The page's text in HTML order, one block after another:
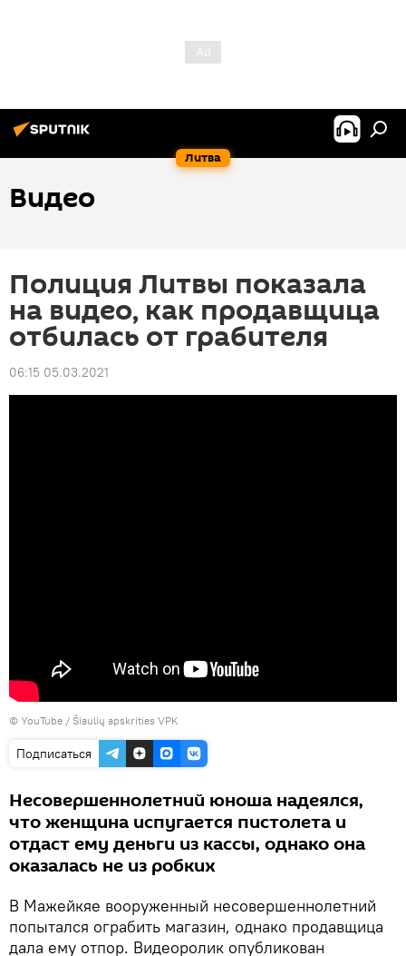
Литва
Видео
Полиция Литвы показала
на видео, как продавщица
отбилась от грабителя
06:15 05.03.2021
© YouTube / Šiaulių apskrities VPK
Подписаться
Несовершеннолетний юноша надеялся,
что женщина испугается пистолета и
отдаст ему деньги из кассы, однако она
оказалась не из робких
В Мажейкяе вооруженный несовершеннолетний
попытался ограбить магазин, однако продавщица
дала ему отпор. Видеоролик опубликован